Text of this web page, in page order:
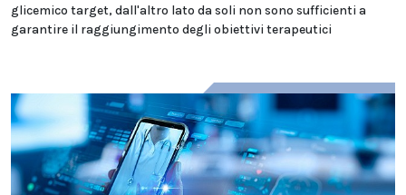
glicemico target, dall'altro lato da soli non sono sufficienti a
garantire il raggiungimento degli obiettivi terapeutici